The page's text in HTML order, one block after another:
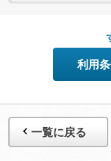
●配信の方法やコン
変更する場合があ
利用
一覧に戻る